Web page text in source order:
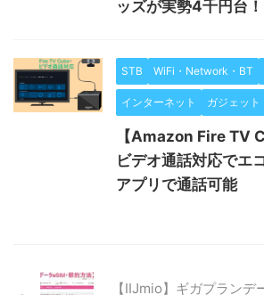
ッズが実勢4千円台！
STB WiFi・Network・BT
インターネット ガジェット
【Amazon Fire TV
ビデオ通話対応でエ
アプリで通話可能
【IIJmio】ギガプランデ